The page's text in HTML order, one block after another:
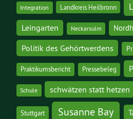
Integration Landkreis Heilbronn
Leingarten Neckarsulm
Politik des Gehörtwerdens
Praktikumsbericht Pressebeleg
Schule schwätzen statt hetzen
Stuttgart Susanne Bay